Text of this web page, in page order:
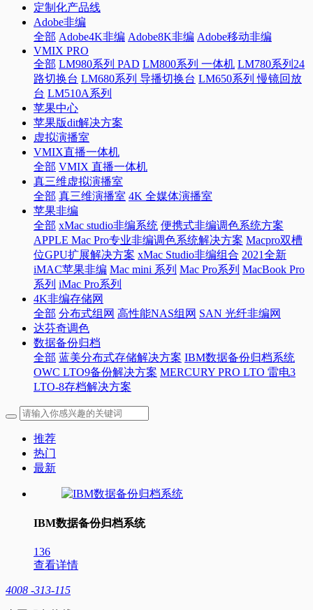
定制化产品线
Adobe非编
全部 Adobe4K非编 Adobe8K非编 Adobe移动非编
VMIX PRO
全部 LM980系列 PAD LM800系列 一体机 LM780系列24
路切换台 LM680系列 导播切换台 LM650系列 慢镜回放
台 LM510A系列
苹果中心
苹果版dit解决方案
虚拟演播室
VMIX直播一体机
全部 VMIX 直播一体机
真三维虚拟演播室
全部 真三维演播室 4K 全媒体演播室
苹果非编
全部 xMac studio非编系统 便携式非编调色系统方案
APPLE Mac Pro专业非编调色系统解决方案 Macpro双槽
位GPU扩展解决方案 xMac Studio非编组合 2021全新
iMAC苹果非编 Mac mini 系列 Mac Pro系列 MacBook Pro
系列 iMac Pro系列
4K非编存储网
全部 分布式组网 高性能NAS组网 SAN 光纤非编网
达芬奇调色
数据备份归档
全部 蓝美分布式存储解决方案 IBM数据备份归档系统
OWC LTO9备份解决方案 MERCURY PRO LTO 雷电3
LTO-8存档解决方案
推荐
热门
最新
IBM数据备份归档系统
136
查看详情
4008 -313-115